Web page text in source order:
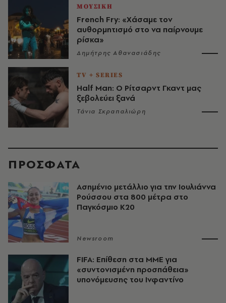
ΜΟΥΣΙΚΗ
French Fry: «Χάσαμε τον
αυθορμητισμό στο να παίρνουμε
ρίσκα»
Δημήτρης Αθανασιάδης
TV + SERIES
Half Man: Ο Ρίτσαρντ Γκαντ μας
ξεβολεύει ξανά
Τάνια Σκραπαλιώρη
ΠΡΟΣΦΑΤΑ
Ασημένιο μετάλλιο για την Ιουλιάννα
Ρούσσου στα 800 μέτρα στο
Παγκόσμιο Κ20
Newsroom
FIFA: Επίθεση στα ΜΜΕ για
«συντονισμένη προσπάθεια»
υπονόμευσης του Ινφαντίνο